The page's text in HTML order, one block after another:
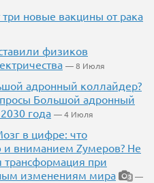
новые вакцины от рака
физиков
— 8 Июля
адронный коллайдер?
Большой адронный
года — 4 Июля
в цифре: что
и вниманием Zумеров? Не
трансформация при
изменениям мира
3 —